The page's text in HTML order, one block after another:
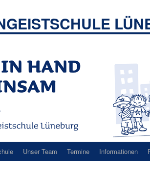
Unser Team Termine Informationen